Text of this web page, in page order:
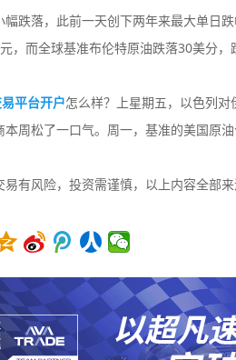
跌落，此前一天创下两年来最大单日
，而全球基准布伦特原油跌落30美分，
平台开户怎么样？上星期五，以色列
周松了一口气。周一，基准的美国原
易有风险，投资需谨慎，以上内容全部来